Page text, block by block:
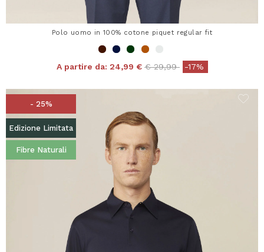
Polo uomo in 100% cotone piquet regular fit
A partire da: 24,99 € Price reduced from
€ 29,99to-17%
- 25%
Edizione Limitata
Fibre Naturali